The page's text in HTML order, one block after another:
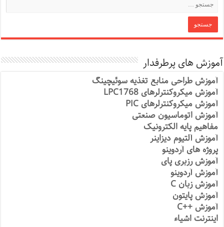
آموزش های پرطرفدار
آموزش طراحی منابع تغذیه سوئیچینگ
آموزش میکروکنترلرهای LPC1768
آموزش میکروکنترلرهای PIC
آموزش اتوماسیون صنعتی
مفاهیم پایه الکترونیک
آموزش آلتیوم دیزاینر
پروژه های آردوینو
آموزش رزبری پای
آموزش آردوینو
آموزش زبان C
آموزش پایتون
آموزش ++C
اینترنت اشیاء